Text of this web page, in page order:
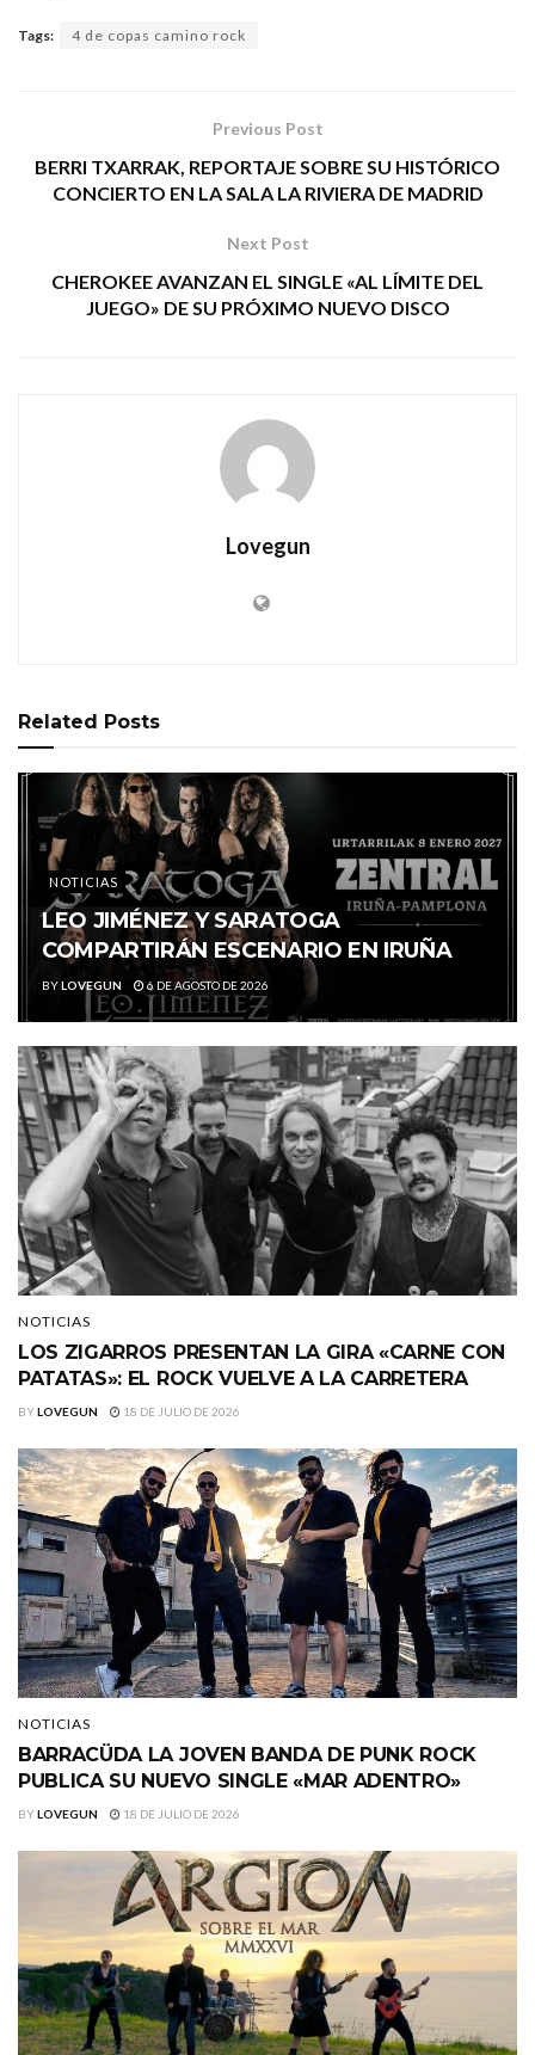
Tags: 4 de copas camino rock
Previous Post
BERRI TXARRAK, REPORTAJE SOBRE SU HISTÓRICO
CONCIERTO EN LA SALA LA RIVIERA DE MADRID
Next Post
CHEROKEE AVANZAN EL SINGLE «AL LÍMITE DEL
JUEGO» DE SU PRÓXIMO NUEVO DISCO
Lovegun
Related Posts
NOTICIAS
LEO JIMÉNEZ Y SARATOGA
COMPARTIRÁN ESCENARIO EN IRUÑA
BYLOVEGUN 6 DE AGOSTO DE 2026
NOTICIAS
LOS ZIGARROS PRESENTAN LA GIRA «CARNE CON
PATATAS»: EL ROCK VUELVE A LA CARRETERA
BYLOVEGUN 18 DE JULIO DE 2026
NOTICIAS
BARRACÜDA LA JOVEN BANDA DE PUNK ROCK
PUBLICA SU NUEVO SINGLE «MAR ADENTRO»
BYLOVEGUN 18 DE JULIO DE 2026